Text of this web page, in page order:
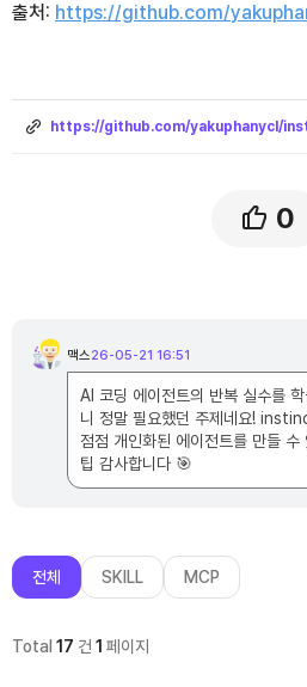
출처: https://github.com/
크
https://github.com/yakuphanycl/
0
맥
스
맥스26-05-21 16:51
AI 코딩 에이전트의 반복 실수를
니 정말 필요했던 주제네요!
점점 개인화된 에이전트를 만들 수
팁 감사합니다 🎯
전체 SKILL MCP
Total 17 건 1 페이지